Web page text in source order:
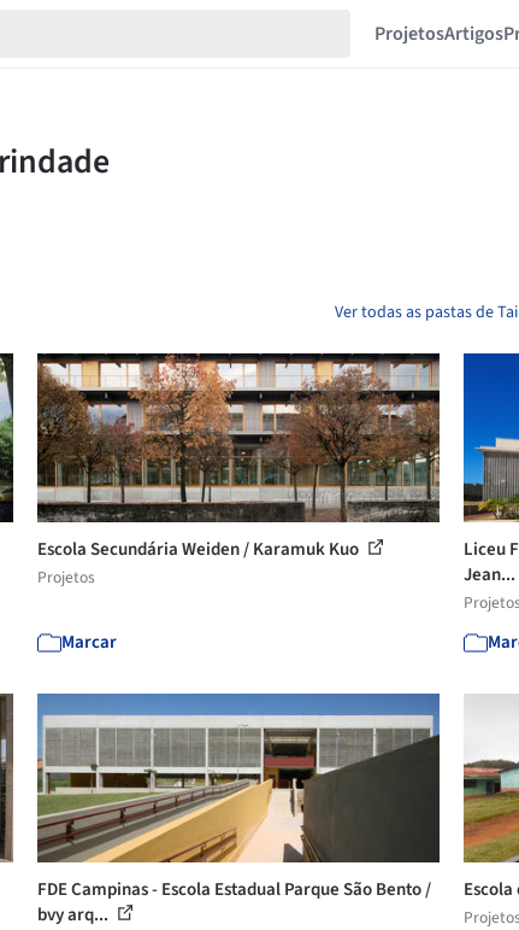
ProjetosArtigos
Ver todas as pastas de
Escola Secundária Weiden / Karamuk Kuo
Projetos
Marcar
Liceu
Jean...
Projetos
FDE Campinas - Escola Estadual Parque São Bento /
bvy arq...
Projetos